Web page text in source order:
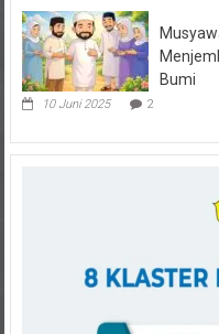
Bumi
10 Juni 2025 2